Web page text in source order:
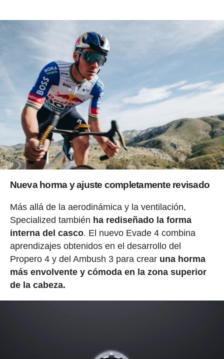
Nueva horma y ajuste completamente revisado
Más allá de la aerodinámica y la ventilación,
Specialized también ha rediseñado la forma
interna del casco. El nuevo Evade 4 combina
aprendizajes obtenidos en el desarrollo del
Propero 4 y del Ambush 3 para crearuna horma
más envolvente y cómoda en la zona superior
de la cabeza.